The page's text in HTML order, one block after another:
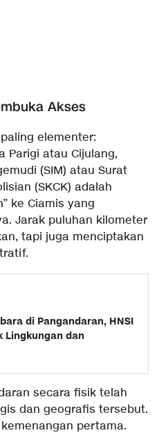
Akses
elementer:
Parigi atau Cijulang,
(SIM) atau Surat
(SKCK) adalah
ke Ciamis yang
Jarak puluhan kilometer
tapi juga menciptakan
di Pangandaran, HNSI
Lingkungan dan
secara fisik telah
dan geografis tersebut.
pertama.